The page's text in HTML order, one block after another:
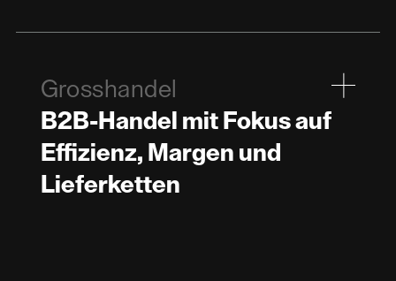
Grosshandel
B2B-Handel mit Fokus auf
Effizienz, Margen und
Lieferketten